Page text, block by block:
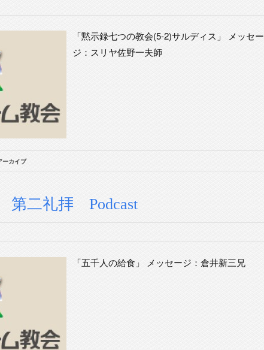
「黙示録七つの教会(5-2)サルディス」 メッセー
ジ：スリヤ佐野一夫師
ーカイブ
第二礼拝 Podcast
「五千人の給食」 メッセージ：倉井新三兄